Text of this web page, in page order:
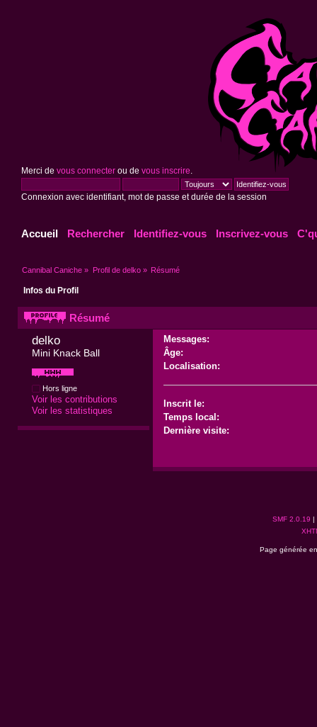
Merci de vous connecterou de vous inscrire
Connexion avec identifiant, mot de passe et durée de la session
Accueil Rechercher Identifiez-vous Inscrivez-vous
Cannibal Caniche » Profil de delko» Résumé
Infos du Profil
Résumé
delko
Mini Knack Ball
Hors ligne
Voir les contributions
Voir les statistiques
Messages:
Âge:
Localisation:
Inscrit le:
Temps local:
Dernière visite:
SMF 2.0.19 |
Page générée